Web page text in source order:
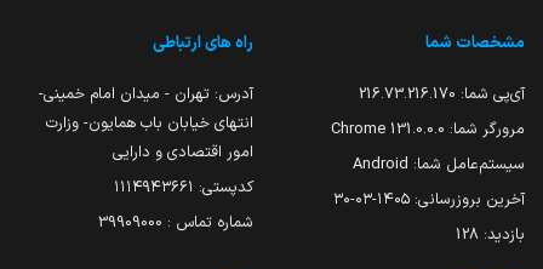
مشخصات شما
آی‌پی شما: 216.73.216.170
مرورگر شما: 131.0.0.0 Chrome
سیستم‌عامل شما: Android
آخرین بروزرسانی: ۱۴۰۵-۰۳-۳۰
بازدید: 128
راه های ارتباطی
آدرس: تهران - میدان امام خمینی-
انتهای خیابان باب همایون- وزارت
امور اقتصادی و دارایی
کدپستی: ۱۱۱۴۹۴۳۶۶۱
شماره تماس : 39909000